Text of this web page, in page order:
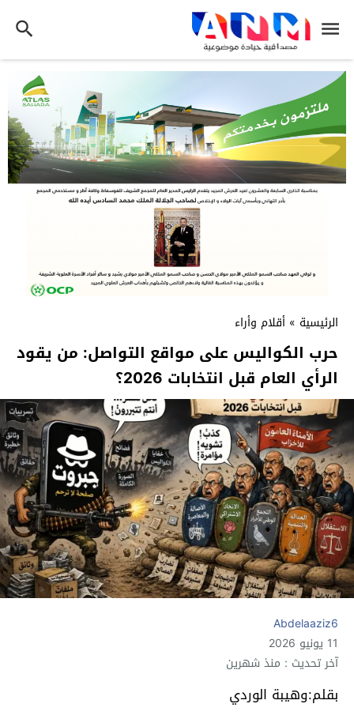
الرئيسية » أقلام وأراء
حرب الكواليس على مواقع التواصل: من يقود
الرأي العام قبل انتخابات 2026؟
Abdelaaziz6
11 يونيو 2026
آخر تحديث : منذ شهرين
بقلم:وهيبة الوردي